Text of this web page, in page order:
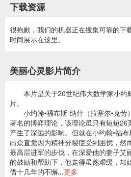
下载资源
很抱歉，我们的机器正在搜集可靠的下
时间展示在这里。
美丽心灵影片简介
本片是关于20世纪伟大数学家小约
片。
小约翰•福布斯-纳什（拉塞尔•克劳
著名的博弈理论，该理论虽只有短短
产生了深远的影响。但就在小约翰•福
出众直觉因为精神分裂症受到困扰，然
最高层进军的步伐，在深爱他的妻子艾
的鼓励和帮助下，他走得虽然艰缓，却
借十几年的不懈...更多